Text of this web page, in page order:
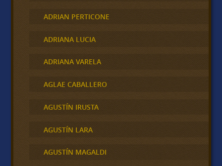
ADRIAN PERTICONE
ADRIANA LUCIA
ADRIANA VARELA
AGLAE CABALLERO
AGUSTÍN IRUSTA
AGUSTÍN LARA
AGUSTÍN MAGALDI